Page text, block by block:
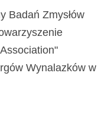
Badań Zmysłów
Wynalazków w